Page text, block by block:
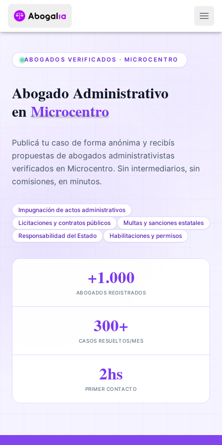
ABOGADOS VERIFICADOS · MICROCENTRO
AbogadoAdministrativo
enMicrocentro
Publicá tu caso de forma anónima y recibís
propuestas de abogados administrativistas
verificados en Microcentro. Sin intermediarios, sin
comisiones, en minutos.
Impugnación de actos administrativos
Licitaciones y contratos públicos
Multas y sanciones estatales
Responsabilidad del Estado
Habilitaciones y permisos
+1.000
ABOGADOS REGISTRADOS
300+
CASOS RESUELTOS/MES
2hs
PRIMER CONTACTO